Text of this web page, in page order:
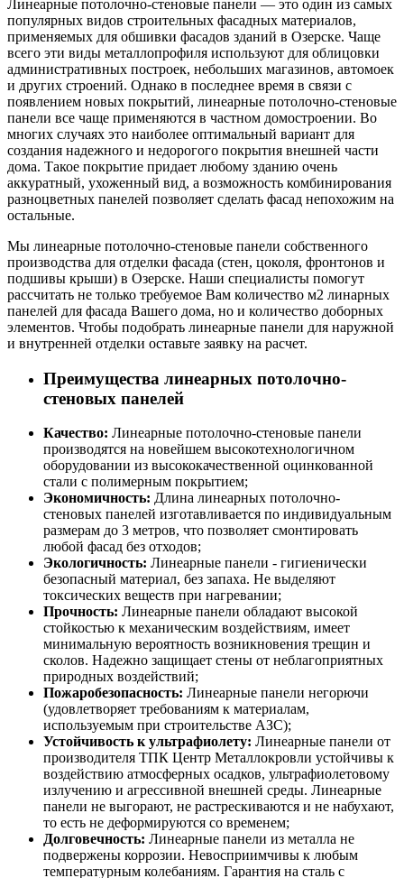
Линеарные потолочно-стеновые панели — это один из самых
популярных видов строительных фасадных материалов,
применяемых для обшивки фасадов зданий в Озерске. Чаще
всего эти виды металлопрофиля используют для облицовки
административных построек, небольших магазинов, автомоек
и других строений. Однако в последнее время в связи с
появлением новых покрытий, линеарные потолочно-стеновые
панели все чаще применяются в частном домостроении. Во
многих случаях это наиболее оптимальный вариант для
создания надежного и недорогого покрытия внешней части
дома. Такое покрытие придает любому зданию очень
аккуратный, ухоженный вид, а возможность комбинирования
разноцветных панелей позволяет сделать фасад непохожим на
остальные.
Мы линеарные потолочно-стеновые панели собственного
производства для отделки фасада (стен, цоколя, фронтонов и
подшивы крыши) в Озерске. Наши специалисты помогут
рассчитать не только требуемое Вам количество м2 линарных
панелей для фасада Вашего дома, но и количество доборных
элементов. Чтобы подобрать линеарные панели для наружной
и внутренней отделки оставьте заявку на расчет.
Преимущества линеарных потолочно-
стеновых панелей
Качество: Линеарные потолочно-стеновые панели
производятся на новейшем высокотехнологичном
оборудовании из высококачественной оцинкованной
стали с полимерным покрытием;
Экономичность: Длина линеарных потолочно-
стеновых панелей изготавливается по индивидуальным
размерам до 3 метров, что позволяет смонтировать
любой фасад без отходов;
Экологичность: Линеарные панели - гигиенически
безопасный материал, без запаха. Не выделяют
токсических веществ при нагревании;
Прочность: Линеарные панели обладают высокой
стойкостью к механическим воздействиям, имеет
минимальную вероятность возникновения трещин и
сколов. Надежно защищает стены от неблагоприятных
природных воздействий;
Пожаробезопасность: Линеарные панели негорючи
(удовлетворяет требованиям к материалам,
используемым при строительстве АЗС);
Устойчивость к ультрафиолету: Линеарные панели от
производителя ТПК Центр Металлокровли устойчивы к
воздействию атмосферных осадков, ультрафиолетовому
излучению и агрессивной внешней среды. Линеарные
панели не выгорают, не растрескиваются и не набухают,
то есть не деформируются со временем;
Долговечность: Линеарные панели из металла не
подвержены коррозии. Невосприимчивы к любым
температурным колебаниям. Гарантия на сталь с